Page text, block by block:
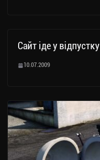
Сайт іде у відпустку
10.07.2009